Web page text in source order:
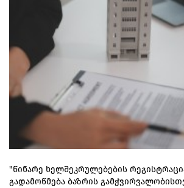
"წინარე ხელშეკრულებების
გადამოწმება ბაზრის